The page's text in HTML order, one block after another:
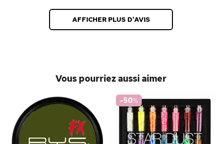
AFFICHER PLUS D'AVIS
Vous pourriez aussi aimer
-50%